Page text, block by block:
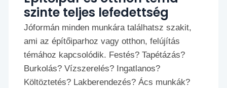
szinte teljes lefedettség
Jóformán minden munkára találhatsz szakit,
ami az építőiparhoz vagy otthon, felújítás
témához kapcsolódik. Festés? Tapétázás?
Burkolás? Vízszerelés? Ingatlanos?
Költöztetés? Lakberendezés? Ács munkák?